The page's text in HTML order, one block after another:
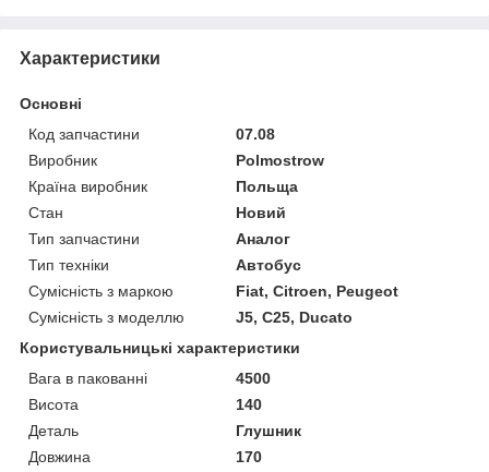
Характеристики
Основні
Код запчастини
07.08
Виробник
Polmostrow
Країна виробник
Польща
Стан
Новий
Тип запчастини
Аналог
Тип техніки
Автобус
Сумісність з маркою
Fiat, Citroen, Peugeot
Сумісність з моделлю
J5, C25, Ducato
Користувальницькі характеристики
Вага в пакованні
4500
Висота
140
Деталь
Глушник
Довжина
170